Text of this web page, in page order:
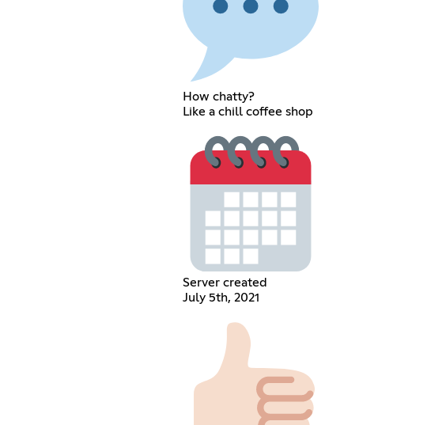
How chatty?
Like a chill coffee shop
Server created
July 5th, 2021